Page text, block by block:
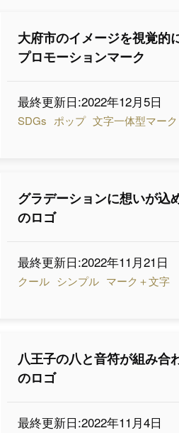
大府市のイメージを視覚的
プロモーションマーク
最終更新日:2022年12月5日
SDGs ポップ 文字一体型マーク
グラデーションに想いが込
のロゴ
最終更新日:2022年11月21日
クール シンプル マーク＋文字
八王子の八と音符が組み合
のロゴ
最終更新日:2022年11月4日